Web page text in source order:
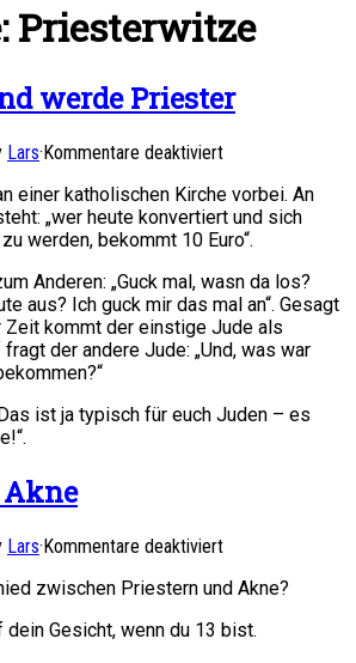
Priesterwitze
werde Priester
Lars·Kommentare deaktiviertfür
und
werde
Priester
einer katholischen Kirche vorbei. An
„wer heute konvertiert und sich
werden, bekommt 10 Euro“.
Anderen: „Guck mal, wasn da los?
aus? Ich guck mir das mal an“. Gesagt
Zeit kommt der einstige Jude als
der andere Jude: „Und, was war
ist ja typisch für euch Juden – es
Lars·Kommentare deaktiviertfür
und
zwischen Priestern und Akne?
Gesicht, wenn du 13 bist.